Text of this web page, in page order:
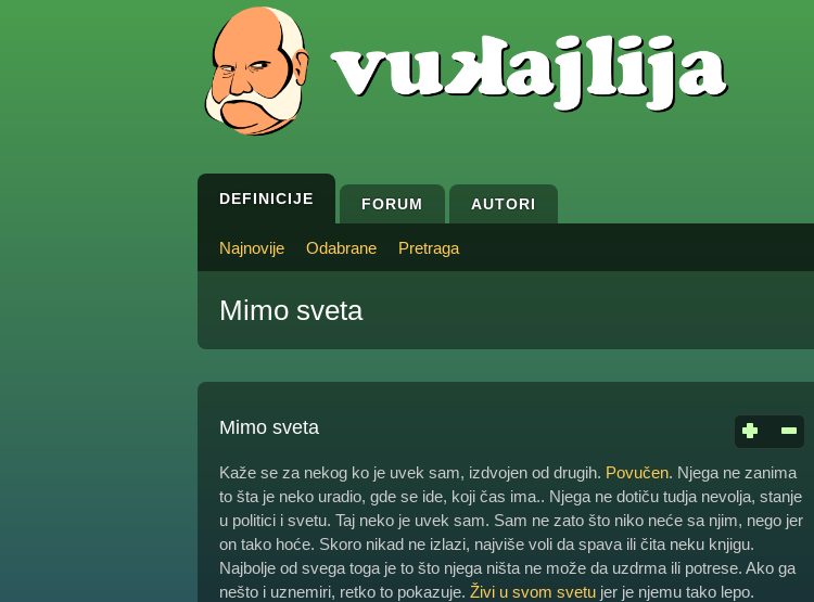
DEFINICIJE FORUM AUTORI
Najnovije Odabrane Pretraga
Mimo sveta
Mimo sveta
Kaže se za nekog ko je uvek sam, izdvojen od drugih. Povučen. Njega ne zanima
to šta je neko uradio, gde se ide, koji čas ima.. Njega ne dotiču tudja nevolja, stanje
u politici i svetu. Taj neko je uvek sam. Sam ne zato što niko neće sa njim, nego jer
on tako hoće. Skoro nikad ne izlazi, najviše voli da spava ili čita neku knjigu.
Najbolje od svega toga je to što njega ništa ne može da uzdrma ili potrese. Ako ga
nešto i uznemiri, retko to pokazuje. Živi u svom svetu jer je njemu tako lepo.